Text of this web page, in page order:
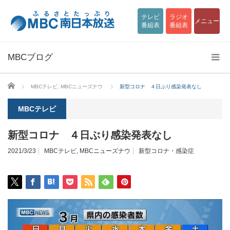
テレビ
番組表
ラジオ
番組表
メニュー
MBCブログ
ホーム MBCテレビ MBCニューズナウ 新型コロナ ４日ぶり感染発表なし
MBCテレビ
新型コロナ ４日ぶり感染発表なし
2021/3/23 MBCテレビ, MBCニューズナウ 新型コロナ・感染症